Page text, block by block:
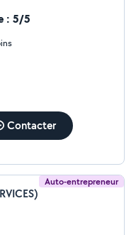
: 5/5
Contacter
Auto-entrepreneur